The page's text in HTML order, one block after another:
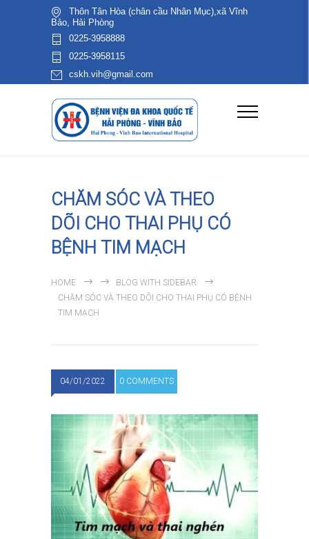
Thôn Tân Hòa (chân cầu Nhân Mục),xã Vĩnh
Bảo, Hải Phòng
0225-3958888
0225-3958115
cskh.vih@gmail.com
CHĂM SÓC VÀ THEO
DÕI CHO THAI PHỤ CÓ
BỆNH TIM MẠCH
HOME
BLOG WITH SIDEBAR
CHĂM SÓC VÀ THEO DÕI CHO THAI PHỤ CÓ BỆNH
TIM MẠCH
04/01/2022 0 COMMENTS